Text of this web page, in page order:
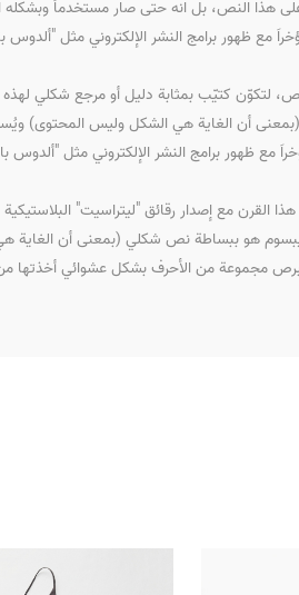
النص، بل انه حتى صار مستخدماً وبشكله
مع ظهور برامج النشر الإلكتروني مثل "ألدوس
لتكوّن كتيّب بمثابة دليل أو مرجع شكلي
(بمعنى أن الغاية هي الشكل وليس المحتوى)
ظهور برامج النشر الإلكتروني مثل "ألدوس
القرن مع إصدار رقائق "ليتراسيت"
إيبسوم هو ببساطة نص شكلي (بمعنى أن
برص مجموعة من الأحرف بشكل عشوائي أخذتها